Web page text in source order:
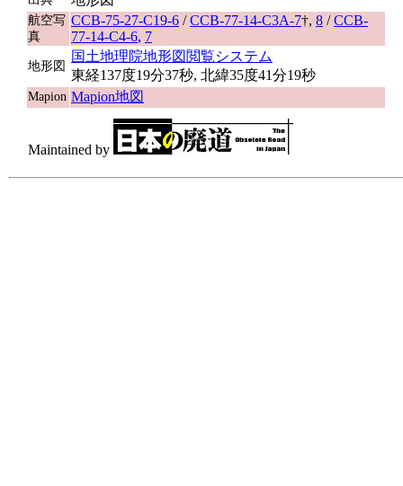
航空写
真
CCB-75-27-C19-6 /CCB-77-14-C3A-7†, 8 /CCB-
77-14-C4-6, 7
地形図
国土地理院地形図閲覧システム
東経137度19分37秒, 北緯35度41分19秒
Mapion Mapion地図
Maintained by